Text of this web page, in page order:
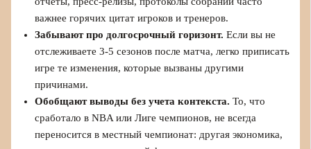
важнее горячих цитат игроков и тренеров.
Забывают про долгосрочный горизонт. Если вы не
отслеживаете 3-5 сезонов после матча, легко приписать
игре те изменения, которые вызваны другими
причинами.
Обобщают выводы без учета контекста. То, что
сработало в NBA или Лиге чемпионов, не всегда
переносится в местный чемпионат: другая экономика,